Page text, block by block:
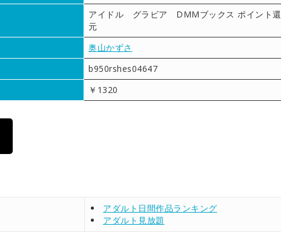
アイドル グラビア DMMブックス ポイント還
元
奥山かずさ
b950rshes04647
￥1320
アダルト日間作品ランキング
アダルト見放題